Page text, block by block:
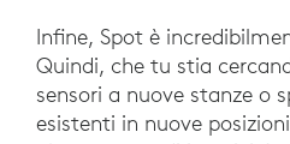
Infine, Spot è
Quindi, che tu stia
sensori a nuove stanze o
esistenti in nuove